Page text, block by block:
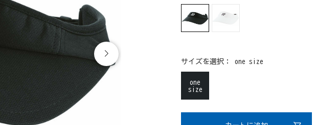
サイズを選択：one size
one
size